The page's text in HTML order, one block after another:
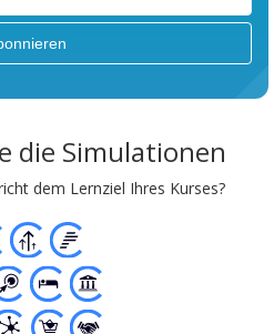
die Simulationen
dem Lernziel Ihres Kurses?